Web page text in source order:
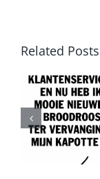
Related Posts